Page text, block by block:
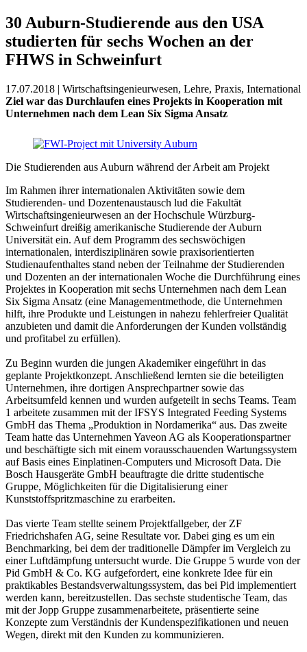
30 Auburn-Studierende aus den USA
studierten für sechs Wochen an der
FHWS in Schweinfurt
17.07.2018 | Wirtschaftsingenieurwesen, Lehre, Praxis, International
Ziel war das Durchlaufen eines Projekts in Kooperation mit
Unternehmen nach dem Lean Six Sigma Ansatz
Die Studierenden aus Auburn während der Arbeit am Projekt
Im Rahmen ihrer internationalen Aktivitäten sowie dem
Studierenden- und Dozentenaustausch lud die Fakultät
Wirtschaftsingenieurwesen an der Hochschule Würzburg-
Schweinfurt dreißig amerikanische Studierende der Auburn
Universität ein. Auf dem Programm des sechswöchigen
internationalen, interdisziplinären sowie praxisorientierten
Studienaufenthaltes stand neben der Teilnahme der Studierenden
und Dozenten an der internationalen Woche die Durchführung eines
Projektes in Kooperation mit sechs Unternehmen nach dem Lean
Six Sigma Ansatz (eine Managementmethode, die Unternehmen
hilft, ihre Produkte und Leistungen in nahezu fehlerfreier Qualität
anzubieten und damit die Anforderungen der Kunden vollständig
und profitabel zu erfüllen).
Zu Beginn wurden die jungen Akademiker eingeführt in das
geplante Projektkonzept. Anschließend lernten sie die beteiligten
Unternehmen, ihre dortigen Ansprechpartner sowie das
Arbeitsumfeld kennen und wurden aufgeteilt in sechs Teams. Team
1 arbeitete zusammen mit der IFSYS Integrated Feeding Systems
GmbH das Thema „Produktion in Nordamerika“ aus. Das zweite
Team hatte das Unternehmen Yaveon AG als Kooperationspartner
und beschäftigte sich mit einem vorausschauenden Wartungssystem
auf Basis eines Einplatinen-Computers und Microsoft Data. Die
Bosch Hausgeräte GmbH beauftragte die dritte studentische
Gruppe, Möglichkeiten für die Digitalisierung einer
Kunststoffspritzmaschine zu erarbeiten.
Das vierte Team stellte seinem Projektfallgeber, der ZF
Friedrichshafen AG, seine Resultate vor. Dabei ging es um ein
Benchmarking, bei dem der traditionelle Dämpfer im Vergleich zu
einer Luftdämpfung untersucht wurde. Die Gruppe 5 wurde von der
Pid GmbH & Co. KG aufgefordert, eine konkrete Idee für ein
praktikables Bestandsverwaltungssystem, das bei Pid implementiert
werden kann, bereitzustellen. Das sechste studentische Team, das
mit der Jopp Gruppe zusammenarbeitete, präsentierte seine
Konzepte zum Verständnis der Kundenspezifikationen und neuen
Wegen, direkt mit den Kunden zu kommunizieren.